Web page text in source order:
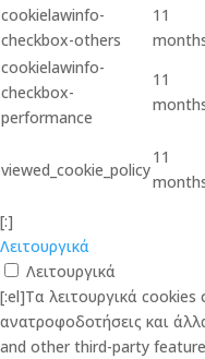
cookielawinfo-
checkbox-others
11
cookielawinfo-
checkbox-
performance
11
viewed_cookie_policy
11
[:]
Λειτουργικά
Λειτουργικά
[:el]Τα λειτουργικά
ανατροφοδοτήσεις και
and other third-party